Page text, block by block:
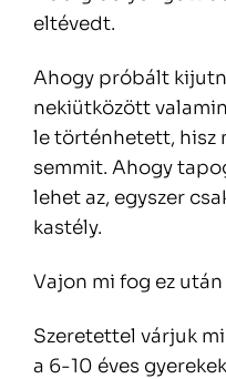
eltévedt.
Ahogy próbált
nekiütközött
le történhetett, hisz
semmit. Ahogy
lehet az, egyszer
kastély.
Vajon mi fog ez
Szeretettel várjuk
a 6-10 éves